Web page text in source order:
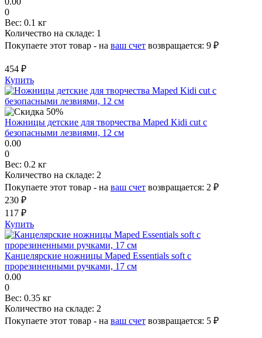
0
Вес: 0.1 кг
Количество на складе: 1
Покупаете этот товар - на ваш счет возвращается: 9 ₽
454 ₽
Купить
Ножницы детские для творчества Maped Kidi cut с
безопасными лезвиями, 12 см
0.00
0
Вес: 0.2 кг
Количество на складе: 2
Покупаете этот товар - на ваш счет возвращается: 2 ₽
230 ₽
117 ₽
Купить
Канцелярские ножницы Maped Essentials soft с
прорезиненными ручками, 17 см
0.00
0
Вес: 0.35 кг
Количество на складе: 2
Покупаете этот товар - на ваш счет возвращается: 5 ₽